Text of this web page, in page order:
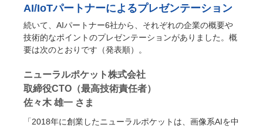
AI/IoTパートナーによるプレゼンテーション
続いて、AIパートナー6社から、それぞれの企業の概要や
技術的なポイントのプレゼンテーションがありました。概
要は次のとおりです（発表順）。
ニューラルポケット株式会社
取締役CTO（最高技術責任者）
佐々木 雄一 さま
「2018年に創業したニューラルポケットは、画像系AIを中